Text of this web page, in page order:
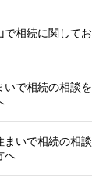
で相続に関してお
いで相続の相談を
まいで相続の相談
へ